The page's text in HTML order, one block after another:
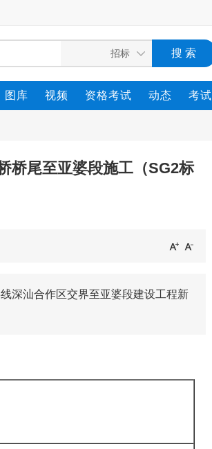
图库 视频 资格考试 动态 考试
桥尾至亚婆段施工（SG2标
深汕合作区交界至亚婆段建设工程新